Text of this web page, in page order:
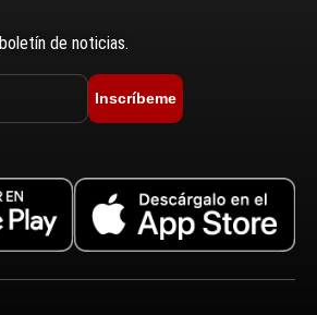
de noticias.
Inscríbeme